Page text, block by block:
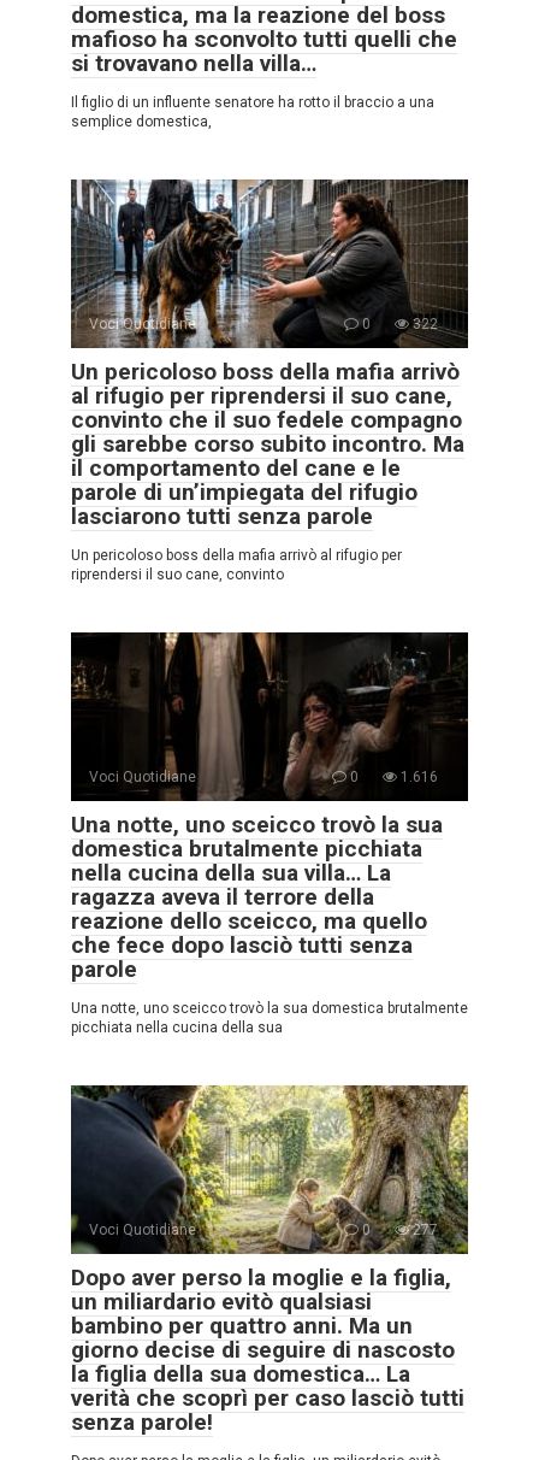
domestica, ma la reazione del boss
mafioso ha sconvolto tutti quelli che
si trovavano nella villa…
Il figlio di un influente senatore ha rotto il braccio a una
semplice domestica,
Voci Quotidiane 0 322
Un pericoloso boss della mafia arrivò
al rifugio per riprendersi il suo cane,
convinto che il suo fedele compagno
gli sarebbe corso subito incontro. Ma
il comportamento del cane e le
parole di un’impiegata del rifugio
lasciarono tutti senza parole
Un pericoloso boss della mafia arrivò al rifugio per
riprendersi il suo cane, convinto
Voci Quotidiane 0 1.616
Una notte, uno sceicco trovò la sua
domestica brutalmente picchiata
nella cucina della sua villa… La
ragazza aveva il terrore della
reazione dello sceicco, ma quello
che fece dopo lasciò tutti senza
parole
Una notte, uno sceicco trovò la sua domestica brutalmente
picchiata nella cucina della sua
Voci Quotidiane 0 277
Dopo aver perso la moglie e la figlia,
un miliardario evitò qualsiasi
bambino per quattro anni. Ma un
giorno decise di seguire di nascosto
la figlia della sua domestica… La
verità che scoprì per caso lasciò tutti
senza parole!